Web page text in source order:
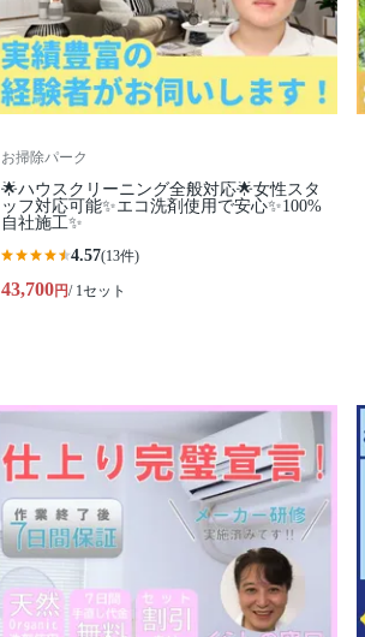
お掃除パーク
🌟ハウスクリーニング全般対応🌟女性スタ
ッフ対応可能✨エコ洗剤使用で安心✨100%
自社施工✨
4.57(13件)
43,700円/ 1セット